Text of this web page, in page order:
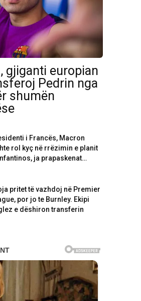
gjiganti europian
Pedrin nga
shumën
i Francës, Macron
rol kyç në rrëzimin e planit
ja prapaskenat…
pritet të vazhdoj në Premier
por jo te Burnley. Ekipi
e dëshiron transferin